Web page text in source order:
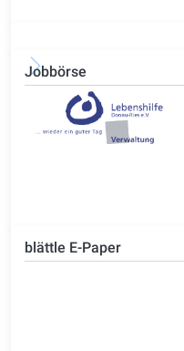
Jobbörse
blättle E-Paper